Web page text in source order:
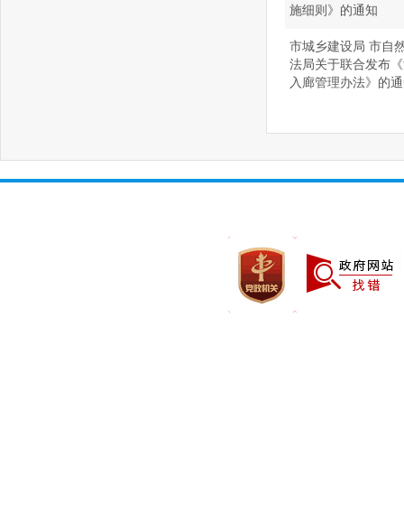
施细则》的通知
市城乡建设局 市自
法局关于联合发布
入廊管理办法》的